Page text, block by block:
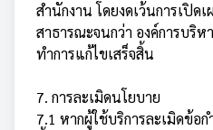
สำนักงาน โดยงดเว้นการเปิด
สาธารณะจนกว่า องค์การบริ
ทำการแก้ไขเสร็จสิ้น
7. การละเมิดนโยบาย
7.1 หากผู้ใช้บริการละเมิดข้